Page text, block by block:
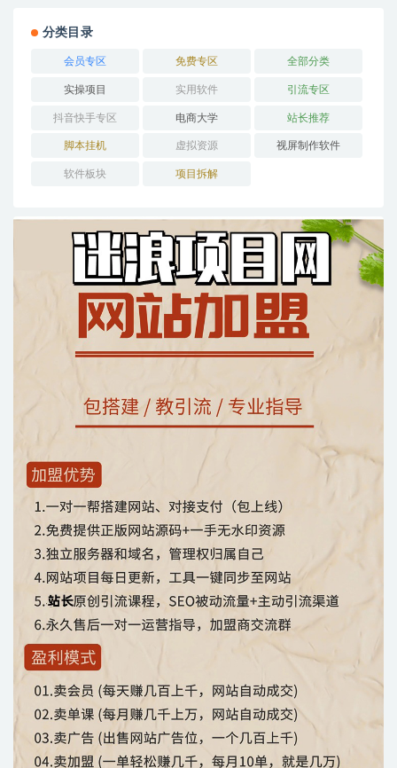
分类目录
会员专区 免费专区 全部分类
实操项目 实用软件 引流专区
抖音快手专区 电商大学 站长推荐
脚本挂机 虚拟资源 视屏制作软件
软件板块 项目拆解